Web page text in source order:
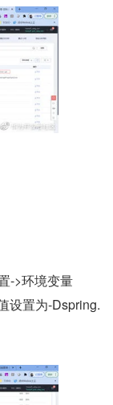
->环境变量
设置为-Dspring.